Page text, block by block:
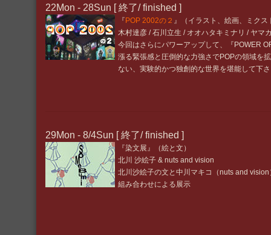
22Mon - 28Sun [ 終了/ finished ]
『 POP 2002の２ 』（イラスト、絵画、ミクス
木村達彦 / 石川立生 / オオハタキミナリ / ヤマ
今回はさらにパワーアップして、『POWER
漲る緊張感と圧倒的な力強さでPOPの領域を
ない、実験的かつ独創的な世界を堪能して下
29Mon - 8/4Sun [ 終了/ finished ]
『染文展』（絵と文）
北川 沙絵子 & nuts and vision
北川沙絵子の文と中川マキコ（nuts and
組み合わせによる展示